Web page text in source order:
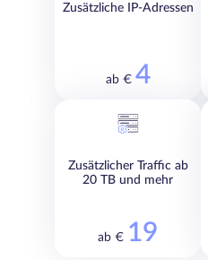
Zusätzliche IP-Adressen
ab € 4
Zusätzlicher Traffic ab
20 TB und mehr
ab € 19